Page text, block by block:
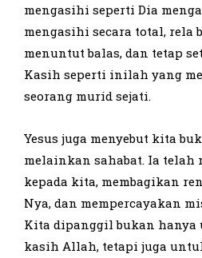
mengasihi seperti Dia
mengasihi secara total, rela
menuntut balas, dan tetap
Kasih seperti inilah yang
seorang murid sejati.
Yesus juga menyebut kita
melainkan sahabat. Ia telah
kepada kita, membagikan
Nya, dan mempercayakan
Kita dipanggil bukan
kasih Allah, tetapi juga